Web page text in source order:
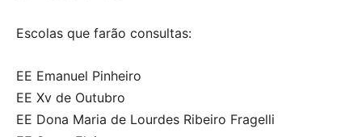
Escolas que farão consultas:
EE Emanuel Pinheiro
EE Xv de Outubro
EE Dona Maria de Lourdes Ribeiro Fragelli